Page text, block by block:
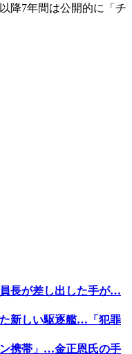
降7年間は公開的に「チ
長が差し出した手が…
新しい駆逐艦…「犯罪
携帯」…金正恩氏の手